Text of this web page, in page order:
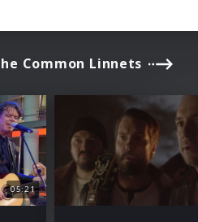
Common Linnets
05:21